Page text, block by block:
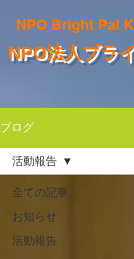
NPO Bright Pal
NPO法人ブラ
ブログ
全ての記事
お知らせ
活動報告
活動報告